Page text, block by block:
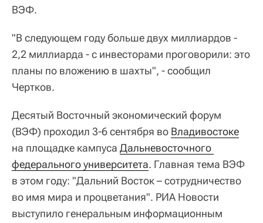
ВЭФ.
"В следующем году больше двух миллиардов -
2,2 миллиарда - с инвесторами проговорили: это
планы по вложению в шахты", - сообщил
Чертков.
Десятый Восточный экономический форум
(ВЭФ) проходил 3-6 сентября во Владивостоке
на площадке кампуса Дальневосточного
федерального университета. Главная тема ВЭФ
в этом году: "Дальний Восток – сотрудничество
во имя мира и процветания". РИА Новости
выступило генеральным информационным